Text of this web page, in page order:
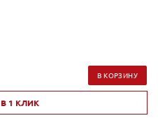
В КОРЗИНУ
1 КЛИК